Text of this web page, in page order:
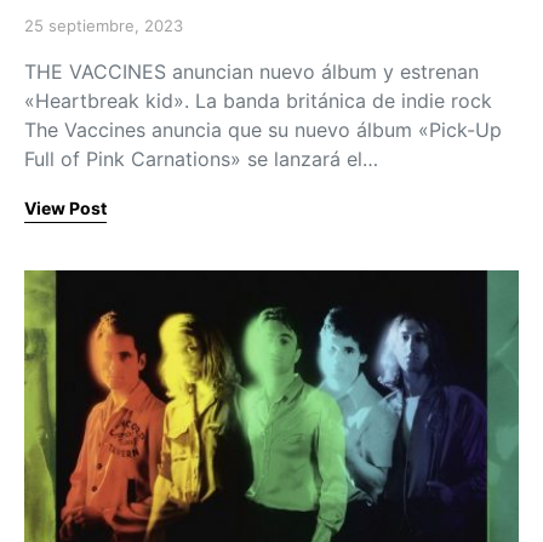
Posted on
25 septiembre, 2023
THE VACCINES anuncian nuevo álbum y estrenan
«Heartbreak kid». La banda británica de indie rock
The Vaccines anuncia que su nuevo álbum «Pick-Up
Full of Pink Carnations» se lanzará el…
View Post